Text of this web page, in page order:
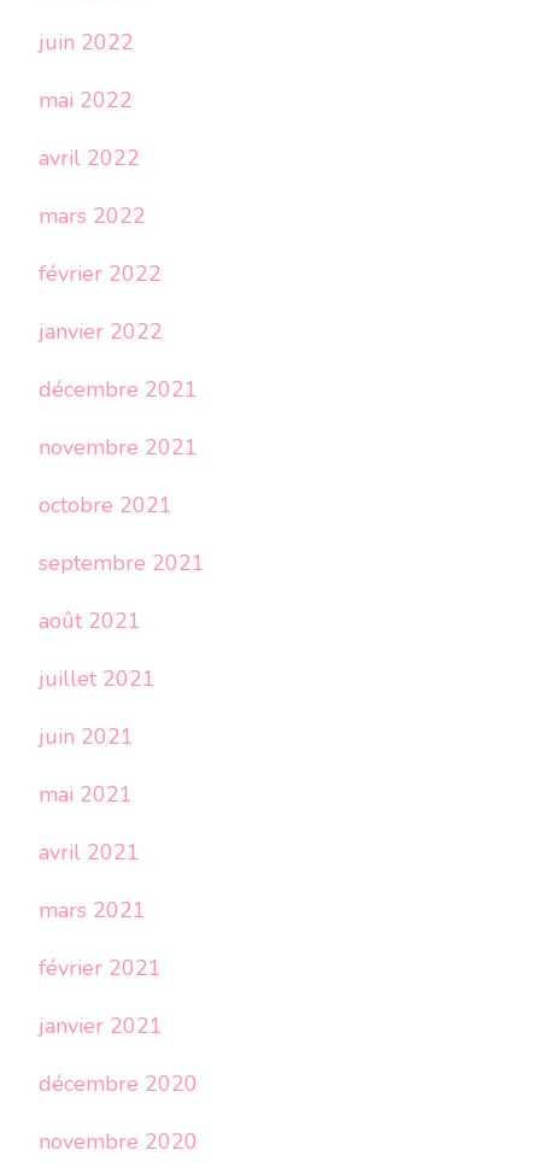
juin 2022
mai 2022
avril 2022
mars 2022
février 2022
janvier 2022
décembre 2021
novembre 2021
octobre 2021
septembre 2021
août 2021
juillet 2021
juin 2021
mai 2021
avril 2021
mars 2021
février 2021
janvier 2021
décembre 2020
novembre 2020